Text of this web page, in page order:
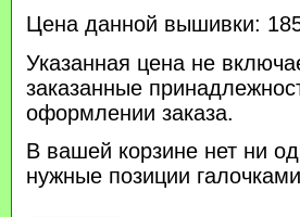
Цена данной вышивки:
Указанная цена не
заказанные
оформлении заказа.
В вашей корзине нет ни
нужные позиции